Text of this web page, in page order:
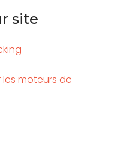
site
moteurs de